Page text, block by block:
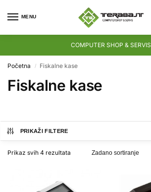
MENU
COMPUTER SHOP & SERVIS
Početna / Fiskalne kase
Fiskalne kase
PRIKAŽI FILTERE
Prikaz svih 4 rezultata